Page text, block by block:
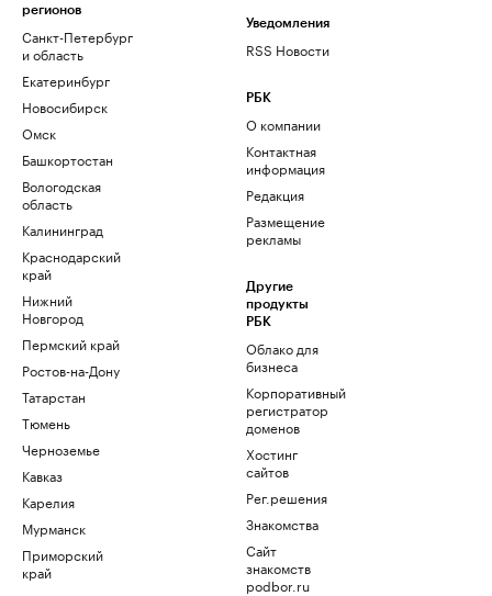
регионов
Санкт-Петербург
и область
Екатеринбург
Новосибирск
Омск
Башкортостан
Вологодская
область
Калининград
Краснодарский
край
Нижний
Новгород
Пермский край
Ростов-на-Дону
Татарстан
Тюмень
Черноземье
Кавказ
Карелия
Мурманск
Приморский
край
Уведомления
RSS Новости
РБК
О компании
Контактная
информация
Редакция
Размещение
рекламы
Другие
продукты
РБК
Облако для
бизнеса
Корпоративный
регистратор
доменов
Хостинг
сайтов
Рег.решения
Знакомства
Сайт
знакомств
podbor.ru